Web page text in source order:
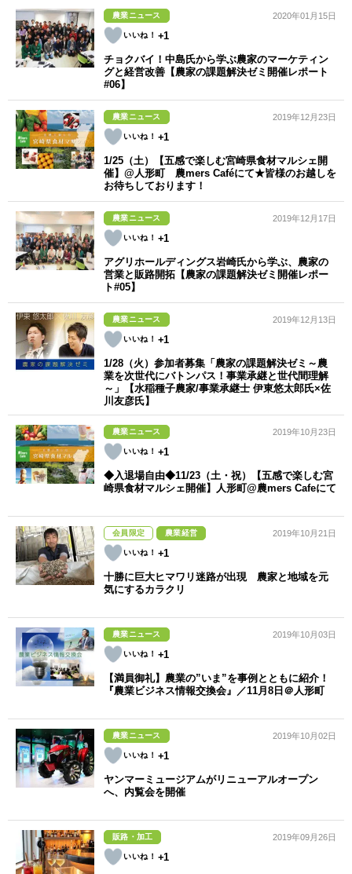
農業ニュース
+1
2020年01月15日
チョクバイ！中島氏から学ぶ農家のマーケティン
グと経営改善【農家の課題解決ゼミ開催レポート
#06】
農業ニュース
+1
2019年12月23日
1/25（土）【五感で楽しむ宮崎県食材マルシェ開
催】@人形町 農mers Caféにて★皆様のお越しを
お待ちしております！
農業ニュース
+1
2019年12月17日
アグリホールディングス岩崎氏から学ぶ、農家の
営業と販路開拓【農家の課題解決ゼミ開催レポー
ト#05】
農業ニュース
+1
2019年12月13日
1/28（火）参加者募集「農家の課題解決ゼミ～農
業を次世代にバトンパス！事業承継と世代間理解
～」【水稲種子農家/事業承継士 伊東悠太郎氏×佐
川友彦氏】
農業ニュース
+1
2019年10月23日
◆入退場自由◆11/23（土・祝）【五感で楽しむ宮
崎県食材マルシェ開催】人形町@農mers Cafeにて
会員限定 農業経営
+1
2019年10月21日
十勝に巨大ヒマワリ迷路が出現 農家と地域を元
気にするカラクリ
農業ニュース
+1
2019年10月03日
【満員御礼】農業の”いま”を事例とともに紹介！
『農業ビジネス情報交換会』／11月8日＠人形町
農業ニュース
+1
2019年10月02日
ヤンマーミュージアムがリニューアルオープン
へ、内覧会を開催
販路・加工
+1
2019年09月26日